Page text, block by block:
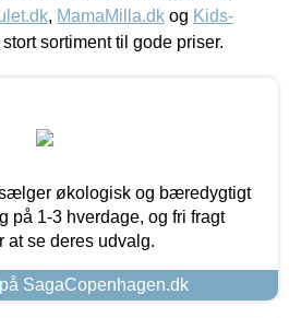
, MamaMilla.dk og Kids-
sortiment til gode priser.
økologisk og bæredygtigt
på 1-3 hverdage, og fri fragt
at se deres udvalg.
SagaCopenhagen.dk